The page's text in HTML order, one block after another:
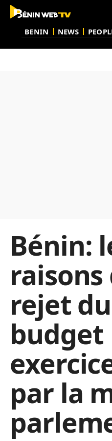
BENIN NEWS
Bénin:
raisons
rejet du
budget
par la